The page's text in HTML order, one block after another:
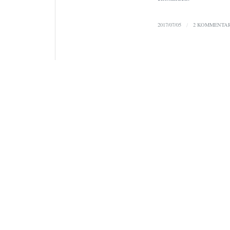
2017/07/05 / 2